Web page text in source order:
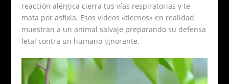
reacción alérgica cierra tus vías respiratorias y te
mata por asfixia. Esos videos «tiernos» en realidad
muestran a un animal salvaje preparando su defensa
letal contra un humano ignorante.